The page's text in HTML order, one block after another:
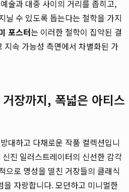
술과 대중 사이의 거리를 좁히고,
닐 수 있도록 돕는다는 철학을 가지
포스터는 이러한 철학이 집약된 결
지속 가능성 측면에서 차별화된 가
장까지, 폭넓은 아티스
대하고 다채로운 작품 컬렉션입니
진 일러스트레이터의 신선한 감각
으로 명성을 떨친 거장들의 클래식
자랑합니다. 모던하고 미니멀한